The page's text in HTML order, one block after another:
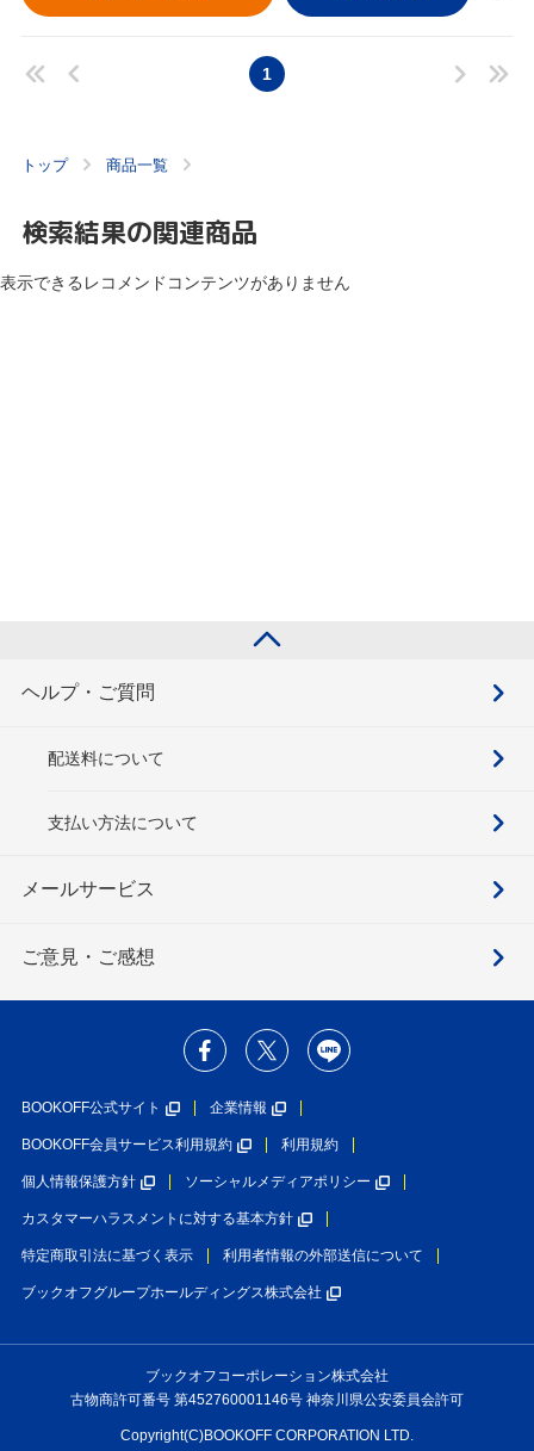
1
トップ 商品一覧
検索結果の関連商品
表示できるレコメンドコンテンツがありません
ヘルプ・ご質問
配送料について
支払い方法について
メールサービス
ご意見・ご感想
BOOKOFF公式サイト 企業情報
BOOKOFF会員サービス利用規約 利用規約
個人情報保護方針 ソーシャルメディアポリシー
カスタマーハラスメントに対する基本方針
特定商取引法に基づく表示 利用者情報の外部送信について
ブックオフグループホールディングス株式会社
ブックオフコーポレーション株式会社
古物商許可番号 第452760001146号 神奈川県公安委員会許可
Copyright(C)BOOKOFF CORPORATION LTD.